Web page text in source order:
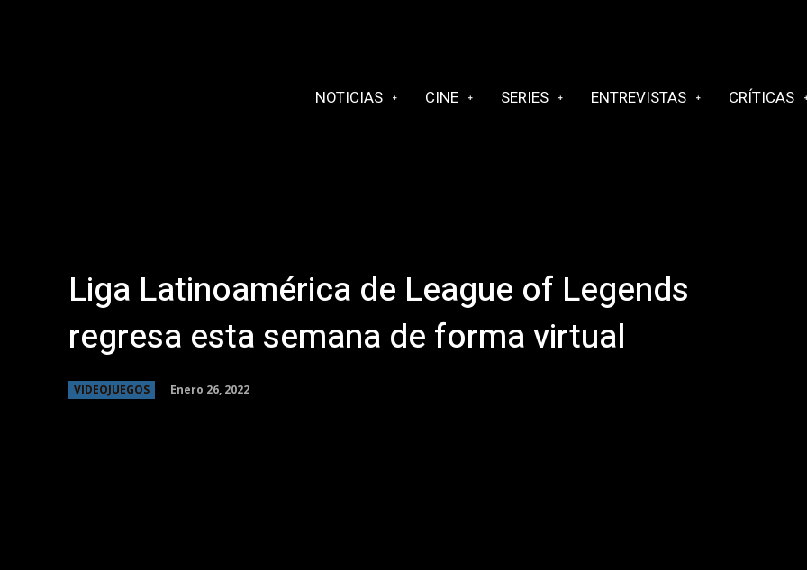
NOTICIAS CINE SERIES ENTREVISTAS CRÍTICAS
Liga Latinoamérica de League of Legends
regresa esta semana de forma virtual
VIDEOJUEGOS Enero 26, 2022